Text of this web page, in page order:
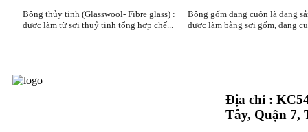
Bông thủy tinh (Glasswool- Fibre glass) :
được làm từ sợi thuỷ tinh tổng hợp chế...
Bông gốm dạng cuộn là dạng
được làm bằng sợi gốm, dạng
Địa chỉ :
Tây, Quận 7,